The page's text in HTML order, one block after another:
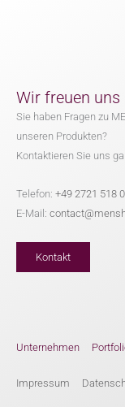
Wir freuen uns
Sie haben Fragen zu
unseren Produkten?
Kontaktieren Sie uns
Telefon: +49 2721 518 0
E-Mail:
Kontakt
Unternehmen
Impressum